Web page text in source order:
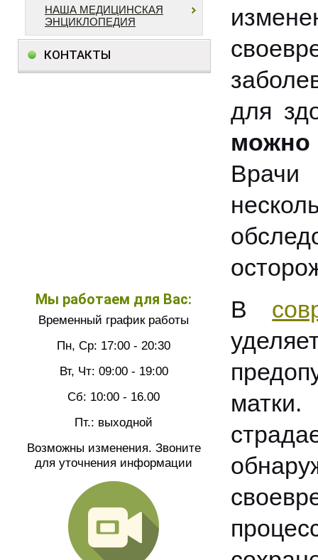
НАША МЕДИЦИНСКАЯ
ЭНЦИКЛОПЕДИЯ
КОНТАКТЫ
Мы работаем для Вас:
Временный график работы
Пн, Ср: 17:00 - 20:30
Вт, Чт: 09:00 - 19:00
Сб: 10:00 - 16.00
Пт.: выходной
Возможны изменения. Звоните
для уточнения информации
для
В
матки.